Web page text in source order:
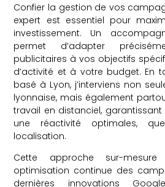
Confier la gestion de vos
expert est essentiel pour
investissement. Un
permet d’adapter
publicitaires à vos objectifs
d’activité et à votre budget. En
basé à Lyon, j’interviens non
lyonnaise, mais également
travail en distanciel,
une réactivité optimales,
localisation.
Cette approche sur-
optimisation continue des
dernières innovations